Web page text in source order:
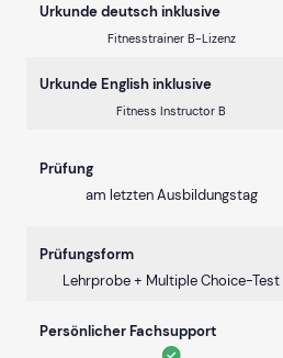
Urkunde deutsch inklusive
Fitnesstrainer B-Lizenz
Urkunde English inklusive
Fitness Instructor B
Prüfung
am letzten Ausbildungstag
Prüfungsform
Lehrprobe + Multiple Choice-Test
Persönlicher Fachsupport